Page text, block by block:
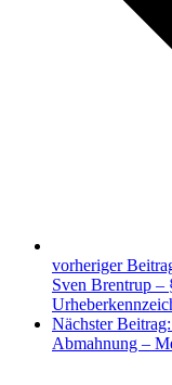
vorheriger
Sven Brentrup –
Nächster Beitrag:
Abmahnung –